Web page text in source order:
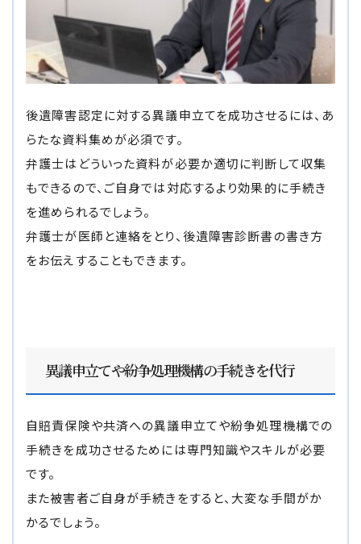
後遺障害認定に対する異議申立てを成功させるには、あ
らたな資料集めが必須です。
弁護士はどういった資料が必要か適切に判断して収集
もできるので、ご自身では対応するより効果的に手続き
を進められるでしょう。
弁護士が医師と連絡をとり、後遺障害診断書の書き方
をお伝えすることもできます。
異議申立てや紛争処理機構の手続きを代行
自賠責保険や共済への異議申立てや紛争処理機構での
手続きを成功させるためには専門知識やスキルが必要
です。
また被害者ご自身が手続きをすると、大変な手間がか
かるでしょう。